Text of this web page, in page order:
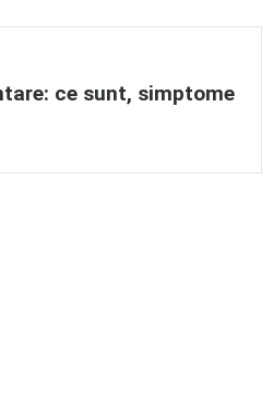
ce sunt, simptome